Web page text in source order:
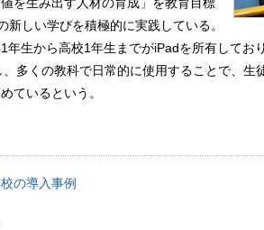
を生み出す人材の育成」を教育目標
新しい学びを積極的に実践している。
年生から高校1年生までがiPadを所有してお
多くの教科で日常的に使用することで、生
ているという。
の導入事例